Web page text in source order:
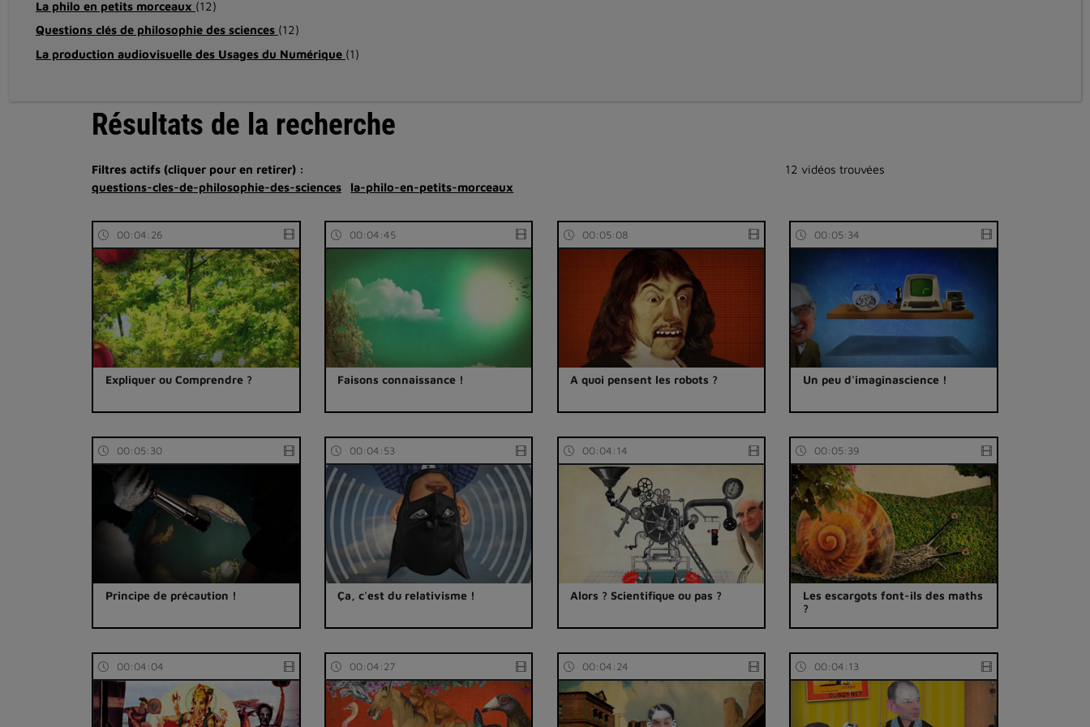
La philo en petits morceaux (12)
Questions clés de philosophie des sciences (12)
La production audiovisuelle des Usages du Numérique (1)
Résultats de la recherche
Filtres actifs (cliquer pour en retirer) :
questions-cles-de-philosophie-des-sciences
la-philo-en-petits-morceaux
12 vidéos trouvées
00:04:26
Expliquer ou Comprendre ?
00:04:45
Faisons connaissance !
00:05:08
A quoi pensent les robots ?
00:05:34
Un peu d'imaginascience !
00:05:30
Principe de précaution !
00:04:53
Ça, c'est du relativisme !
00:04:14
Alors ? Scientifique ou pas ?
00:05:39
Les escargots font-ils des maths
?
00:04:04 00:04:27 00:04:24 00:04:13